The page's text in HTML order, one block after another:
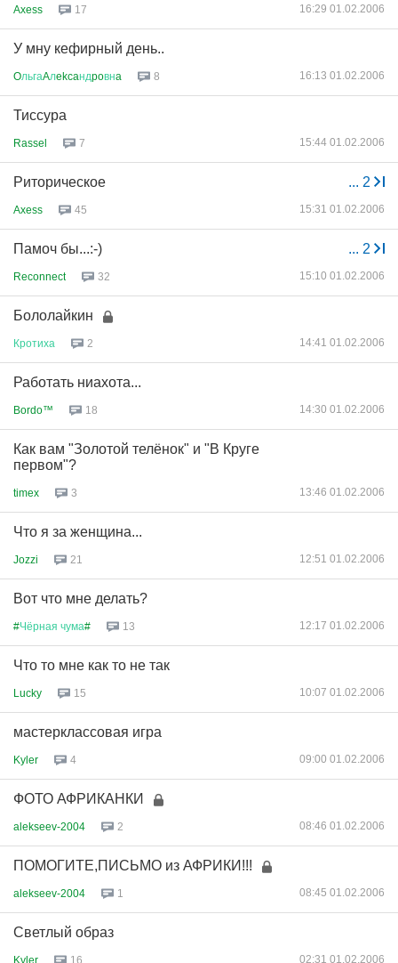
Axess 17 16:29 01.02.2006
У мну кефирный день..
OльгаAлekcaндpoвнa 8 16:13 01.02.2006
Тиссура
Rassel 7 15:44 01.02.2006
... 2
Риторическое
Axess 45 15:31 01.02.2006
... 2
Памоч бы...:-)
Reconnect 32 15:10 01.02.2006
Бололайкин
Кротиха 2 14:41 01.02.2006
Работать ниахота...
Bordo™ 18 14:30 01.02.2006
Как вам "Золотой телёнок" и "В Круге
первом"?
timex 3 13:46 01.02.2006
Что я за женщина...
Jozzi 21 12:51 01.02.2006
Вот что мне делать?
#Чёрная чума# 13 12:17 01.02.2006
Что то мне как то не так
Lucky 15 10:07 01.02.2006
мастерклассовая игра
Kyler 4 09:00 01.02.2006
ФОТО АФРИКАНКИ
alekseev-2004 2 08:46 01.02.2006
ПОМОГИТЕ,ПИСЬМО из АФРИКИ!!!
alekseev-2004 1 08:45 01.02.2006
Светлый образ
Kyler 16 02:31 01.02.2006